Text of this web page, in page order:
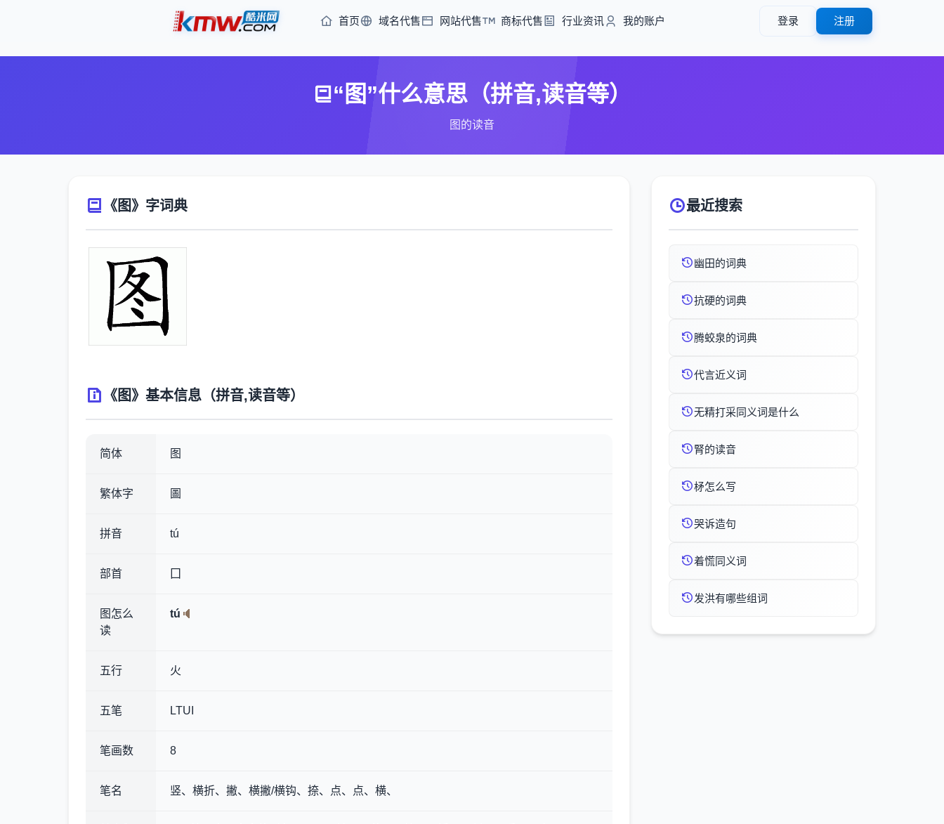
首页 域名代售 网站代售 商标代售 行业资讯 我的账户 登录 注册
“图”什么意思（拼音,读音等）
图的读音
《图》字词典
《图》基本信息（拼音,读音等）
简体 图
繁体字 圖
拼音 tú
部首 囗
图怎么
读
tú
五行 火
五笔 LTUI
笔画数 8
笔名 竖、横折、撇、横撇/横钩、捺、点、点、横、
最近搜索
幽田的词典
抗硬的词典
腾蛟泉的词典
代言近义词
无精打采同义词是什么
腎的读音
柕怎么写
哭诉造句
着慌同义词
发洪有哪些组词